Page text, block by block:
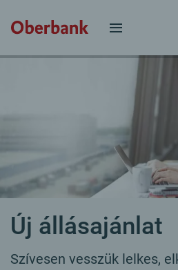
Új állásajánlat
Szívesen vesszük lelkes,